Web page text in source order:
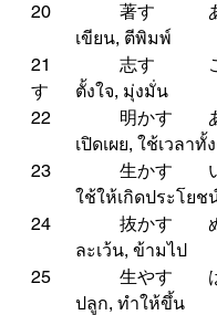
20		著す		あらわす
	เขียน, ตีพิมพ์
21		志す		こころざ
す	ตั้งใจ, มุ่งมั่น
22		明かす	あかす
เปิดเผย, ใช้เวลา
23		生かす	いかす
ใช้ให้เกิดประโยช
24		抜かす	ぬかす
	ละเว้น, ข้ามไป
25		生やす	はやす
	ปลูก, ทำให้ขึ้น